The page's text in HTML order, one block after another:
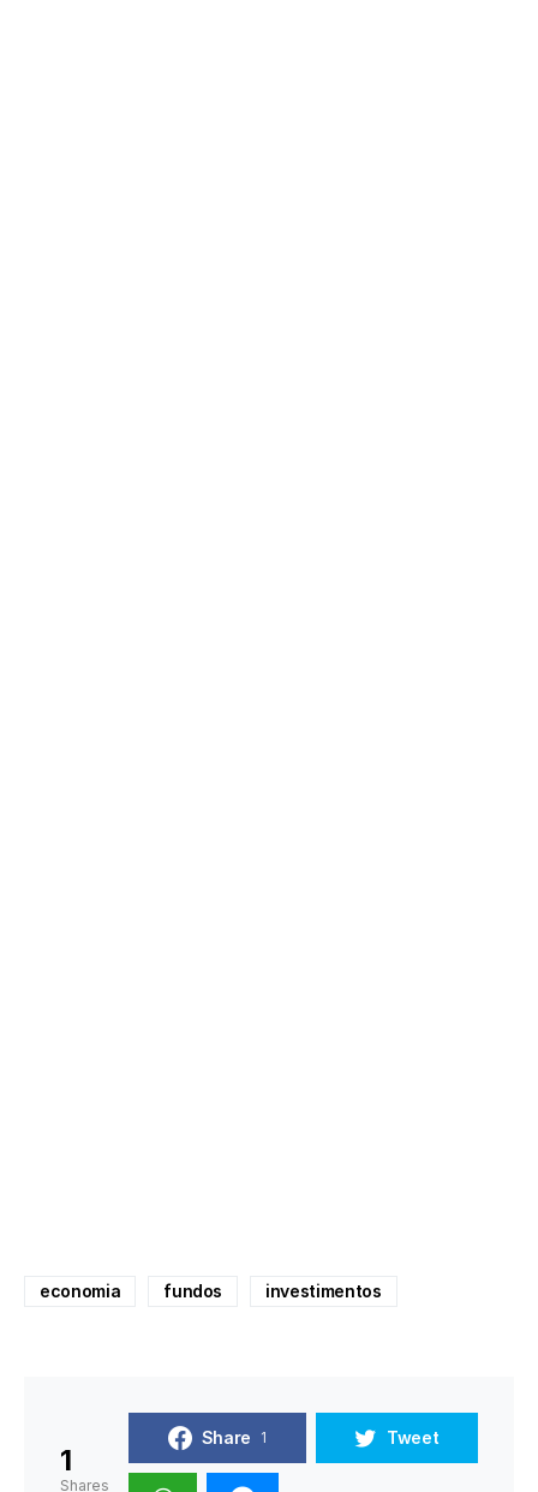
economia fundos investimentos
1
Shares
Share 1 Tweet